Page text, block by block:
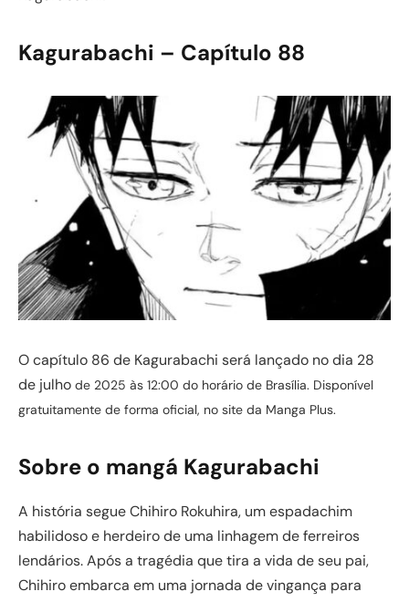
Kagurabachi – Capítulo 88
O capítulo 86 de Kagurabachi será lançado no dia 28
de julho de 2025 às 12:00 do horário de Brasília. Disponível
gratuitamente de forma oficial, no site da Manga Plus.
Sobre o mangá Kagurabachi
A história segue Chihiro Rokuhira, um espadachim
habilidoso e herdeiro de uma linhagem de ferreiros
lendários. Após a tragédia que tira a vida de seu pai,
Chihiro embarca em uma jornada de vingança para